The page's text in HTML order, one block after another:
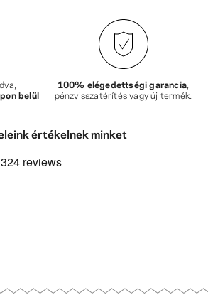
belül
100% elégedettségi garancia
pénzvisszatérítés vagy új termék.
értékelnek minket